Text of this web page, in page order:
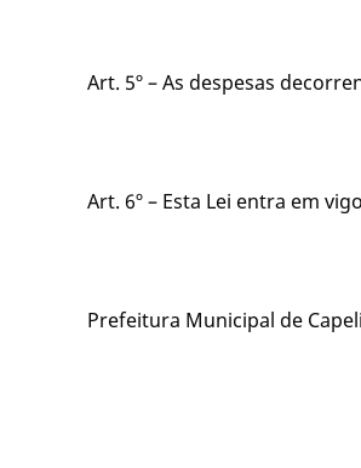
Art. 5º – As despesas
Art. 6º – Esta Lei entra em
Prefeitura Municipal de